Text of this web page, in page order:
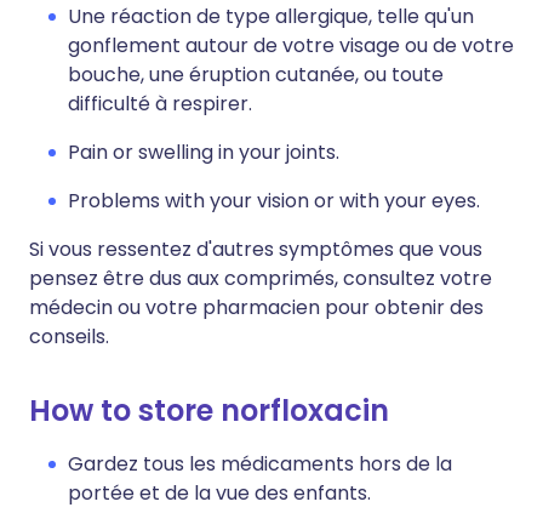
Une réaction de type allergique, telle qu'un
gonflement autour de votre visage ou de votre
bouche, une éruption cutanée, ou toute
difficulté à respirer.
Pain or swelling in your joints.
Problems with your vision or with your eyes.
Si vous ressentez d'autres symptômes que vous
pensez être dus aux comprimés, consultez votre
médecin ou votre pharmacien pour obtenir des
conseils.
How to store norfloxacin
Gardez tous les médicaments hors de la
portée et de la vue des enfants.